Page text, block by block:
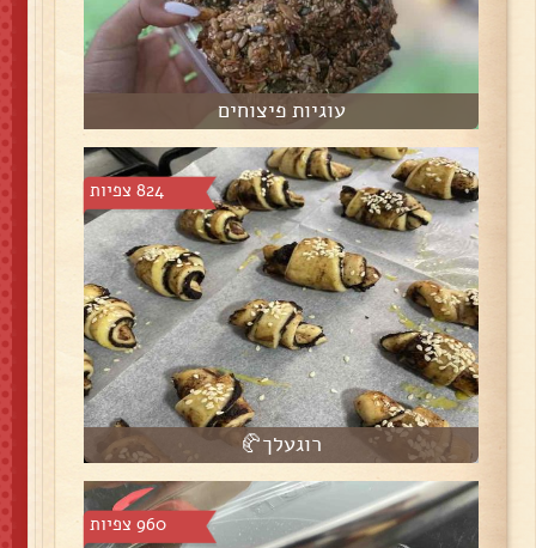
עוגיות פיצוחים
824 צפיות
רוגעלך🥐
960 צפיות